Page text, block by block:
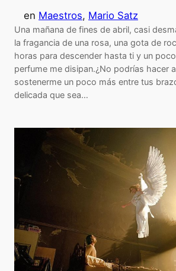
en Maestros, Mario Satz
Una mañana de fines de abril, casi
la fragancia de una rosa, una gota de
horas para descender hasta ti y un
perfume me disipan.¿No podrías hacer
sostenerme un poco más entre tus
delicada que sea…